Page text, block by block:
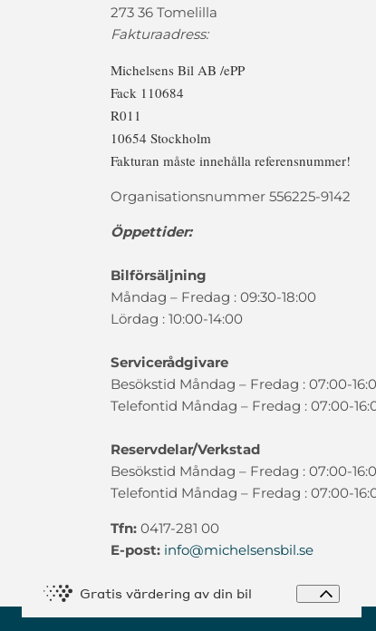
273 36 Tomelilla
Fakturaadress:
Michelsens Bil AB /ePP
Fack 110684
R011
10654 Stockholm
Fakturan måste innehålla referensnummer!
Organisationsnummer 556225-9142
Öppettider:
Bilförsäljning
Måndag – Fredag : 09:30-18:00
Lördag : 10:00-14:00
Servicerådgivare
Besökstid Måndag – Fredag : 07:00-
Telefontid Måndag – Fredag : 07:00-
Reservdelar/Verkstad
Besökstid Måndag – Fredag : 07:00-
Telefontid Måndag – Fredag : 07:00-
Tfn: 0417-281 00
E-post: info@michelsensbil.se
Gratis värdering av din bil